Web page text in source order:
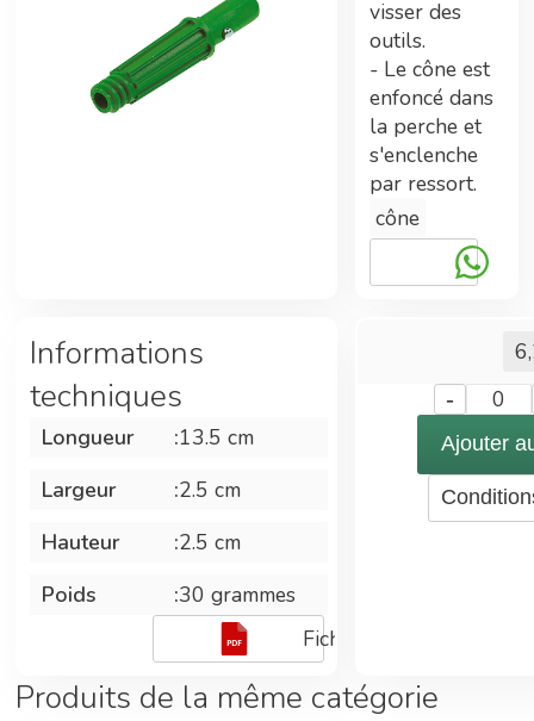
ont été nécessaires.
Tarifs préférentiels
Adhérent Econeto, vous avez participé au
financement de cette centrale vous permettant
maintenant de bénéficier de prix avantageux.
Double gains
En plus des tarifs préférentiels, commander
sur la centrale d'achat permet également
visser des
outils.
- Le cône est
enfoncé dans
la perche et
s'enclenche
par ressort.
cône
Informations
techniques
Longueur :13.5 cm
Largeur
:2.5 cm
Hauteur
:2.5 cm
Poids
:30 grammes
Fiche technique
- 0
Ajouter
Produits de la même catégorie